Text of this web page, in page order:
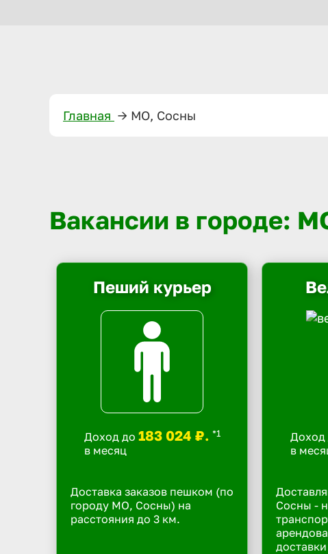
Главная —> МО, Сосны
Вакансии в городе:
Пеший курьер
Доход до 183 024 ₽. *1
в месяц
Доставка заказов пешком (по
городу МО, Сосны) на
расстояния до 3 км.
Доход
в
Сосны -